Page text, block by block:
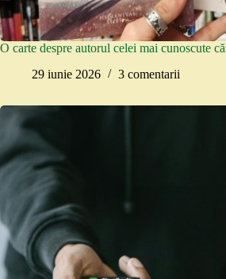
O carte despre autorul celei mai cunoscute
29 iunie 2026
3 comentarii